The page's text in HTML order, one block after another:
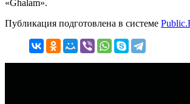
«Ghalam».
Публикация подготовлена в системе